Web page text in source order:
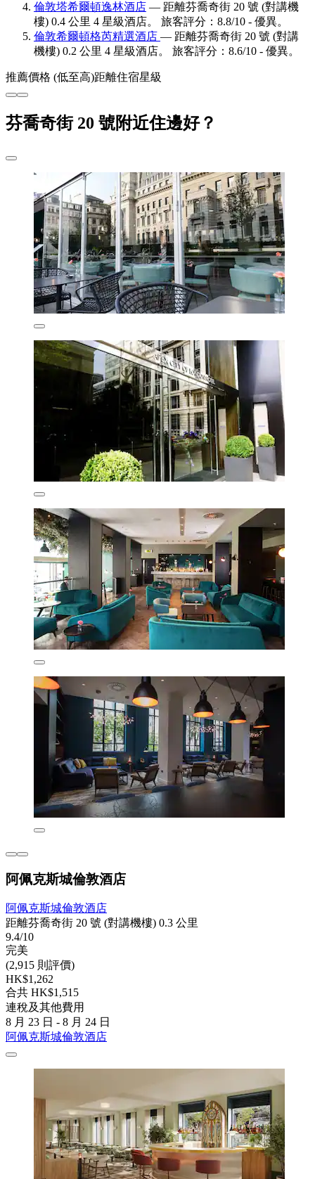
倫敦塔希爾頓逸林酒店 — 距離芬喬奇街 20 號 (對講機
樓) 0.4 公里 4 星級酒店。 旅客評分：8.8/10 - 優異。
倫敦希爾頓格芮精選酒店 — 距離芬喬奇街 20 號 (對講
機樓) 0.2 公里 4 星級酒店。 旅客評分：8.6/10 - 優異。
推薦價格 (低至高)距離住宿星級
芬喬奇街 20 號附近住邊好？
阿佩克斯城倫敦酒店
阿佩克斯城倫敦酒店
距離芬喬奇街 20 號 (對講機樓) 0.3 公里
9.4/10
完美
(2,915 則評價)
HK$1,262
合共 HK$1,515
連稅及其他費用
8 月 23 日 - 8 月 24 日
阿佩克斯城倫敦酒店